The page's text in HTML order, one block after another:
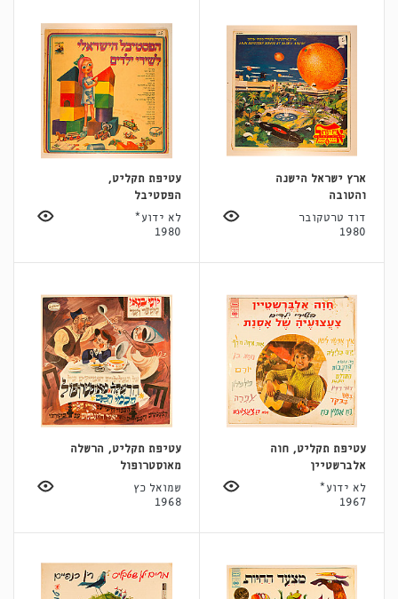
ארץ ישראל הישנה
והטובה
דוד טרטקובר
1980
עטיפת תקליט,
הפסטיבל
לא ידוע*
1980
עטיפת תקליט, חוה
אלברשטיין
לא ידוע*
1967
עטיפת תקליט, הרשלה
מאוסטרופול
שמואל כץ
1968